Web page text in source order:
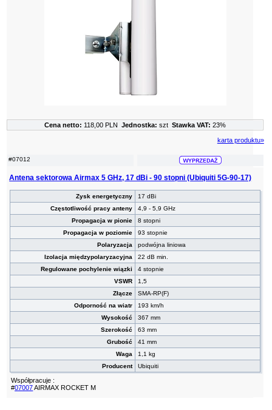
#07012
Antena sektorowa Airmax 5 GHz, 17 dBi - 90 stopni (Ubiquiti 5G-90-17)
Zysk energetyczny
17 dBi
Częstotliwość pracy anteny
4,9 - 5,9 GHz
Propagacja w pionie
8 stopni
Propagacja w poziomie
93 stopnie
Polaryzacja
podwójna liniowa
Izolacja międzypolaryzacyjna
22 dB min.
Regulowane pochylenie wiązki
4 stopnie
VSWR
1,5
Złącze
SMA-RP(F)
Odporność na wiatr
193 km/h
Wysokość
367 mm
Szerokość
63 mm
Grubość
41 mm
Waga
1,1 kg
Producent
Ubiquiti
Współpracuje :
#07007AIRMAX ROCKET M
Cena netto: 118,00 PLNJednostka: sztStawka VAT: 23%
karta produktu»